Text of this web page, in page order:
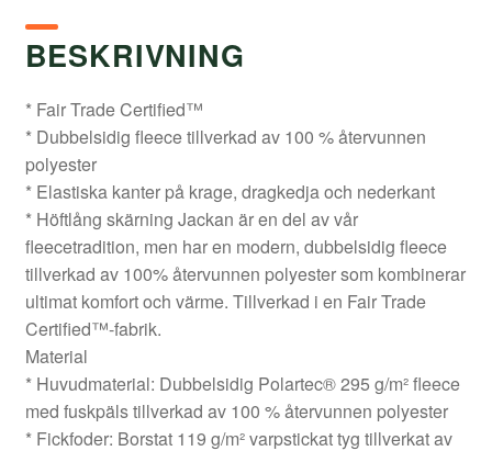
BESKRIVNING
* Fair Trade Certified™
* Dubbelsidig fleece tillverkad av 100 % återvunnen
polyester
* Elastiska kanter på krage, dragkedja och nederkant
* Höftlång skärning Jackan är en del av vår
fleecetradition, men har en modern, dubbelsidig fleece
tillverkad av 100% återvunnen polyester som kombinerar
ultimat komfort och värme. Tillverkad i en Fair Trade
Certified™-fabrik.
Material
* Huvudmaterial: Dubbelsidig Polartec® 295 g/m² fleece
med fuskpäls tillverkad av 100 % återvunnen polyester
* Fickfoder: Borstat 119 g/m² varpstickat tyg tillverkat av